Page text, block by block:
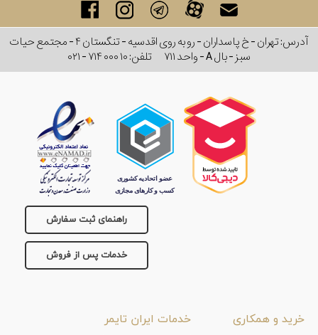
آدرس: تهران - خ پاسداران - رو به روی اقدسیه - تنگستان ۴ - مجتمع حیات
سبز - بال A - واحد ۷۱۱
تلفن:۰۲۱ - ۷۱۴ ۰۰۰ ۱۰
راهنمای ثبت سفارش
خدمات پس از فروش
خرید و همکاری خدمات ایران تایمر